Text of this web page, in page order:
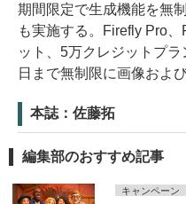
期間限定で生成機能を無
も実施する。Firefly Pro
ット、5万クレジットプ
日まで無制限に画像およ
本誌：佐藤拓
編集部のおすすめ記事
キャンペーン